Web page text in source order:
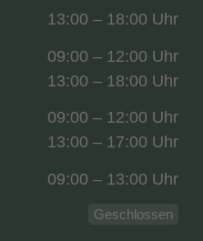
13:00 – 18:00 Uhr
09:00 – 12:00 Uhr
13:00 – 18:00 Uhr
09:00 – 12:00 Uhr
13:00 – 17:00 Uhr
09:00 – 13:00 Uhr
Geschlossen